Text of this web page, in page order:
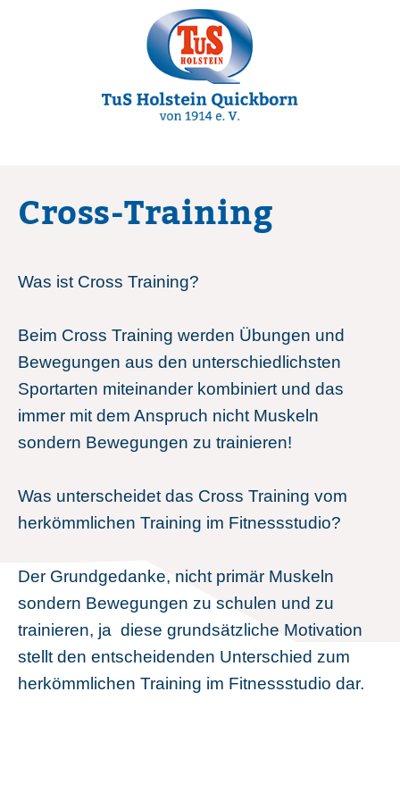
Cross-Training
Was ist Cross Training?
Beim Cross Training werden Übungen und
Bewegungen aus den unterschiedlichsten
Sportarten miteinander kombiniert und das
immer mit dem Anspruch nicht Muskeln
sondern Bewegungen zu trainieren!
Was unterscheidet das Cross Training vom
herkömmlichen Training im Fitnessstudio?
Der Grundgedanke, nicht primär Muskeln
sondern Bewegungen zu schulen und zu
trainieren, ja diese grundsätzliche Motivation
stellt den entscheidenden Unterschied zum
herkömmlichen Training im Fitnessstudio dar.